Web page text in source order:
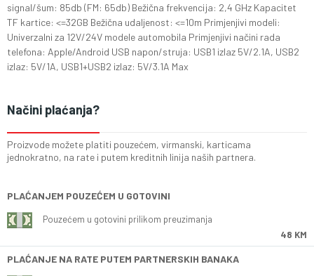
signal/šum: 85db (FM: 65db) Bežična frekvencija: 2,4 GHz Kapacitet
TF kartice: <=32GB Bežična udaljenost: <=10m Primjenjivi modeli:
Univerzalni za 12V/24V modele automobila Primjenjivi načini rada
telefona: Apple/Android USB napon/struja: USB1 izlaz 5V/2.1A, USB2
izlaz: 5V/1A, USB1+USB2 izlaz: 5V/3.1A Max
Načini plaćanja?
Proizvode možete platiti pouzećem, virmanski, karticama
jednokratno, na rate i putem kreditnih linija naših partnera.
PLAĆANJEM POUZEĆEM U GOTOVINI
Pouzećem u gotovini prilikom preuzimanja
48 KM
PLAĆANJE NA RATE PUTEM PARTNERSKIH BANAKA